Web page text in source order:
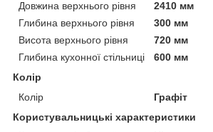
Довжина верхнього рівня
2410 мм
Глибина верхнього рівня
300 мм
Висота верхнього рівня
720 мм
Глибина кухонної стільниці
600 мм
Колір
Колір
Графіт
Користувальницькі характеристики